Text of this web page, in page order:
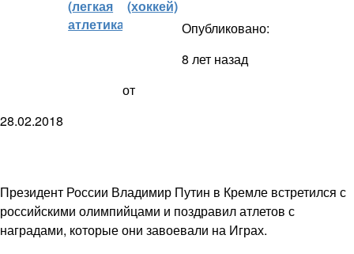
(легкая
атлетика)
(хоккей)
Опубликовано:
8 лет назад
от
28.02.2018
Президент России Владимир Путин в Кремле встретился с
российскими олимпийцами и поздравил атлетов с
наградами, которые они завоевали на Играх.